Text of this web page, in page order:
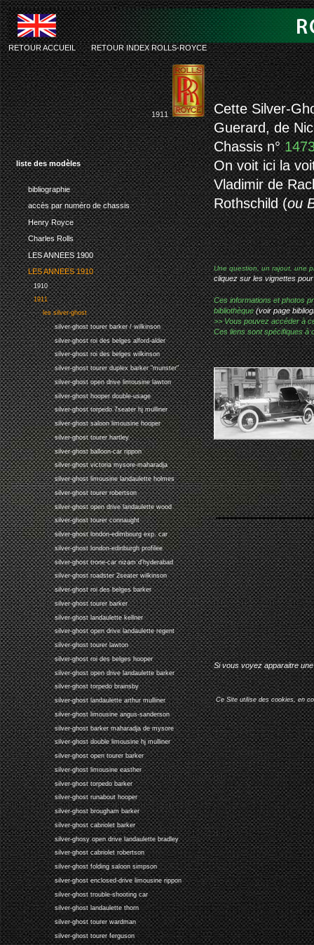
liste des modèles
bibliographie
accès par numéro de chassis
Henry Royce
Charles Rolls
LES ANNEES 1900
LES ANNEES 1910
1910
1911
les silver-ghost
silver-ghost tourer barker / wilkinson
silver-ghost roi des belges alford-alder
silver-ghost roi des belges wilkinson
silver-ghost tourer duplex barker "munster"
silver-ghost open drive limousine lawton
silver-ghost hooper double-usage
silver-ghost torpedo 7seater hj mulliner
silver-ghost saloon limousine hooper
silver-ghost tourer hartley
silver-ghost balloon-car rippon
silver-ghost victoria mysore-maharadja
silver-ghost limousine landaulette holmes
silver-ghost tourer robertson
silver-ghost open drive landaulette wood
silver-ghost tourer connaught
silver-ghost london-edimbourg exp. car
silver-ghost london-edinburgh profilee
silver-ghost trone-car nizam d'hyderabad
silver-ghost roadster 2seater wilkinson
silver-ghost roi des belges barker
silver-ghost tourer barker
silver-ghost landaulette kellner
silver-ghost open drive landaulette regent
silver-ghost tourer lawton
silver-ghost roi des belges hooper
silver-ghost open drive landaulette barker
silver-ghost torpedo brainsby
silver-ghost landaulette arthur mulliner
silver-ghost limousine angus-sanderson
silver-ghost barker maharadja de mysore
silver-ghost double limousine hj mulliner
silver-ghost open tourer barker
silver-ghost limousine easther
silver-ghost torpedo barker
silver-ghost runabout hooper
silver-ghost brougham barker
silver-ghost cabriolet barker
silver-ghosy open drive landaulette bradley
silver-ghost cabriolet robertson
silver-ghost folding saloon simpson
silver-ghost enclosed-drive limousine rippon
silver-ghost trouble-shooting car
silver-ghost landaulette thorn
silver-ghost tourer wardman
silver-ghost tourer ferguson
rolls-royce
RETOUR ACCUEIL-RETOUR INDEX ROLLS-ROYCE
1911
Cette Silver-
Guerard, de
Chassis n°
On voit ici la
Vladimir de
Rothschild (ou
Une question, un rajout, une
cliquez sur les vignettes
Ces informations et photos
bibliothèque(voir page
>> Vous pouvez accéder à
Ces liens sont spécifiques à
Si vous voyez apparaitre
Ce Site utilise des cookies, en